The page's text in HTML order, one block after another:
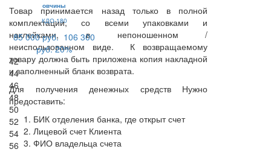
Товар принимается назад только в полной
комплектации, со всеми упаковками и
наклейками, в непоношенном /
неиспользованном виде. К возвращаемому
товару должна быть приложена копия накладной
и заполненный бланк возврата.
Для получения денежных средств Нужно
предоставить:
БИК отделения банка, где открыт счет
Лицевой счет Клиента
ФИО владельца счета
овчины
КДО-180
85 000 руб. 106 300
руб. 20%
42
44
46
48
50
52
54
56